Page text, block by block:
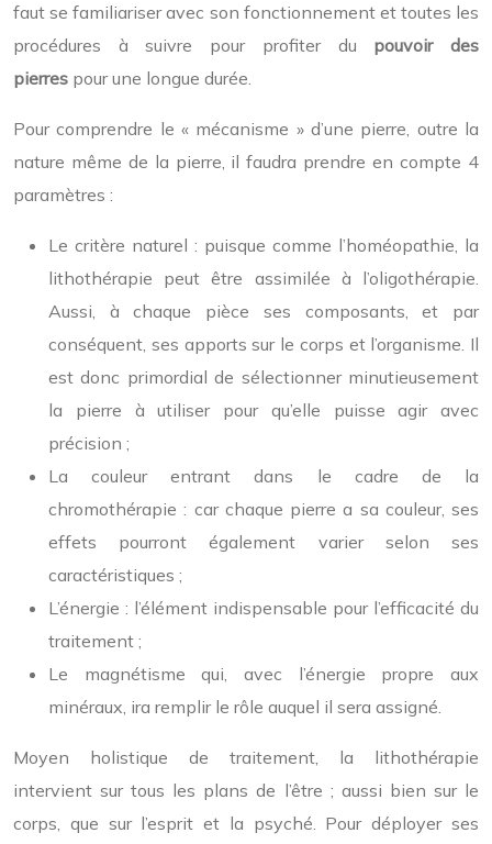
faut se familiariser avec son fonctionnement et toutes les
procédures à suivre pour profiter du pouvoir des
pierres pour une longue durée.
Pour comprendre le « mécanisme » d’une pierre, outre la
nature même de la pierre, il faudra prendre en compte 4
paramètres :
Le critère naturel : puisque comme l’homéopathie, la
lithothérapie peut être assimilée à l’oligothérapie.
Aussi, à chaque pièce ses composants, et par
conséquent, ses apports sur le corps et l’organisme. Il
est donc primordial de sélectionner minutieusement
la pierre à utiliser pour qu’elle puisse agir avec
précision ;
La couleur entrant dans le cadre de la
chromothérapie : car chaque pierre a sa couleur, ses
effets pourront également varier selon ses
caractéristiques ;
L’énergie : l’élément indispensable pour l’efficacité du
traitement ;
Le magnétisme qui, avec l’énergie propre aux
minéraux, ira remplir le rôle auquel il sera assigné.
Moyen holistique de traitement, la lithothérapie
intervient sur tous les plans de l’être ; aussi bien sur le
corps, que sur l’esprit et la psyché. Pour déployer ses